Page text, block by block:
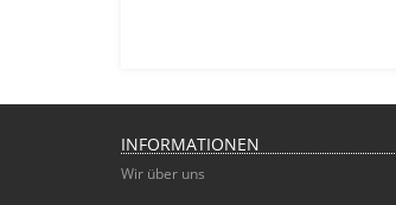
INFORMATIONEN
Wir über uns